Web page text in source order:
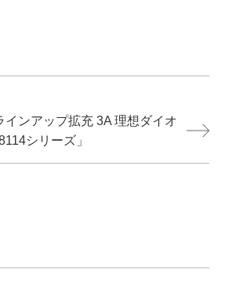
インアップ拡充 3A 理想ダイオ
シリーズ」